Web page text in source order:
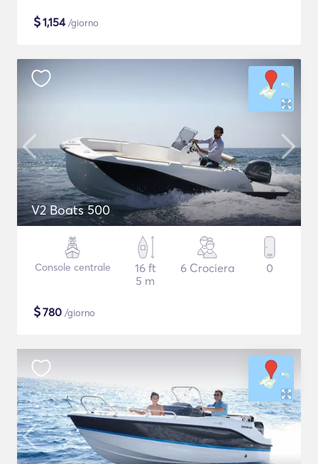
$1,154/giorno
V2 Boats 500
Console centrale
16 ft
5 m
6 Crociera 0
$780 /giorno